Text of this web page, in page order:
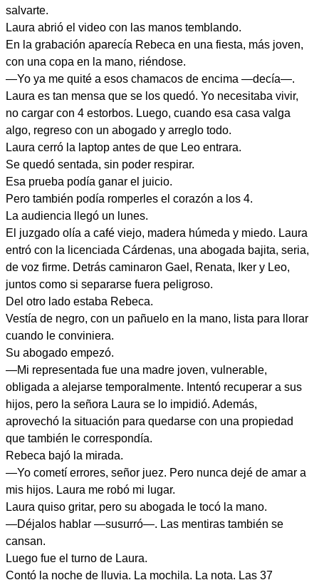
salvarte.
Laura abrió el video con las manos temblando.
En la grabación aparecía Rebeca en una fiesta, más joven,
con una copa en la mano, riéndose.
—Yo ya me quité a esos chamacos de encima —decía—.
Laura es tan mensa que se los quedó. Yo necesitaba vivir,
no cargar con 4 estorbos. Luego, cuando esa casa valga
algo, regreso con un abogado y arreglo todo.
Laura cerró la laptop antes de que Leo entrara.
Se quedó sentada, sin poder respirar.
Esa prueba podía ganar el juicio.
Pero también podía romperles el corazón a los 4.
La audiencia llegó un lunes.
El juzgado olía a café viejo, madera húmeda y miedo. Laura
entró con la licenciada Cárdenas, una abogada bajita, seria,
de voz firme. Detrás caminaron Gael, Renata, Iker y Leo,
juntos como si separarse fuera peligroso.
Del otro lado estaba Rebeca.
Vestía de negro, con un pañuelo en la mano, lista para llorar
cuando le conviniera.
Su abogado empezó.
—Mi representada fue una madre joven, vulnerable,
obligada a alejarse temporalmente. Intentó recuperar a sus
hijos, pero la señora Laura se lo impidió. Además,
aprovechó la situación para quedarse con una propiedad
que también le correspondía.
Rebeca bajó la mirada.
—Yo cometí errores, señor juez. Pero nunca dejé de amar a
mis hijos. Laura me robó mi lugar.
Laura quiso gritar, pero su abogada le tocó la mano.
—Déjalos hablar —susurró—. Las mentiras también se
cansan.
Luego fue el turno de Laura.
Contó la noche de lluvia. La mochila. La nota. Las 37